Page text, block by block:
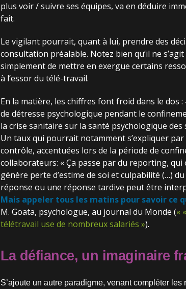
plus voir / suivre ses équipes, va en déduire
fait.
Le vigilant pourrait, quant à lui, prendre des
consultation préalable. Notez bien qu’il ne
simplement de mettre en exergue certains
à l’essor du télé-travail.
En la matière, les chiffres font froid dans le dos
de détresse psychologique pendant le
la crise sanitaire sur la santé psychologique des
Un taux qui pourrait notamment s’expliquer
contrôle, accentuées lors de la période de
collaborateurs: « Ça passe par du reporting, qui
génère perte d’estime de soi et culpabilité (…)
réponse ou une réponse tardive peut être
Mais appeler tous les matins pour savoir ce
M. Goata, psychologue, au journal du Monde («
télétravail use de nombreux salariés »).
La défiance, un imaginaire
S’ajoute un autre paradigme, venant compléter